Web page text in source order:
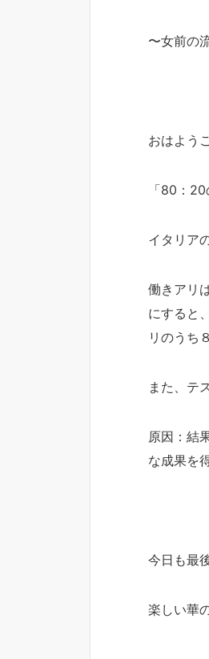
〜女前の
おはよう
「80：
イタリア
働きアリ
にすると
リのうち
また、テ
原因：結
な成果を
今日も最
楽しい華